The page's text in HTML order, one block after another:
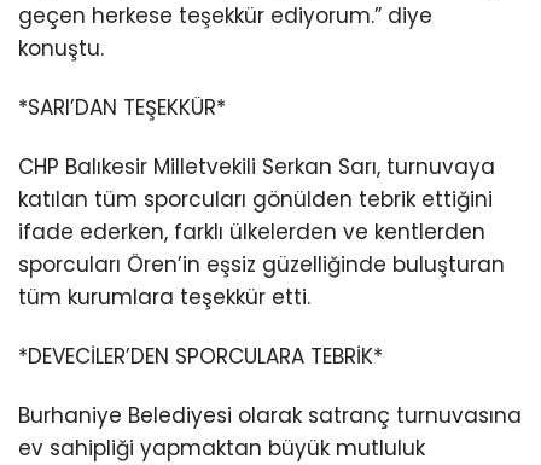
geçen herkese teşekkür ediyorum.” diye
konuştu.
*SARI’DAN TEŞEKKÜR*
CHP Balıkesir Milletvekili Serkan Sarı, turnuvaya
katılan tüm sporcuları gönülden tebrik ettiğini
ifade ederken, farklı ülkelerden ve kentlerden
sporcuları Ören’in eşsiz güzelliğinde buluşturan
tüm kurumlara teşekkür etti.
*DEVECİLER’DEN SPORCULARA TEBRİK*
Burhaniye Belediyesi olarak satranç turnuvasına
ev sahipliği yapmaktan büyük mutluluk